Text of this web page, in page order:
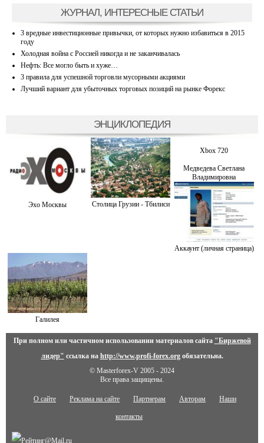
ЖУРНАЛ, ИНТЕРЕСНЫЕ СТАТЬИ
3 вредные инвестиционные привычки, от которых нужно избавиться в 2015
году
Холодная война с Россией никогда и не заканчивалась
Нефть: Все могло быть и хуже…
3 правила для успешной торговли мусорными акциями
Лучший вариант для убыточных торговых позиций на рынке Форекс
ЭНЦИКЛОПЕДИЯ
Эхо Москвы Столица Грузии - Тбилиси
Xbox 720
Медведева Светлана
Владимировна
Аккаунт (личная страница)
Галилея
При полном или частичном использовании материалов сайта "Биржевой
лидер" ссылка на http://www.profi-forex.orgобязательна.
© Masterforex-V 2005 - 2024
Все права защищены.
О сайте Реклама на сайте Партнерам Авторам Наши
контакты